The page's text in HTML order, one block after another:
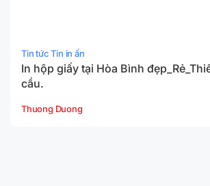
Tin tức Tin in ấn
In hộp giấy tại Hòa Bình
cầu.
Thuong Duong